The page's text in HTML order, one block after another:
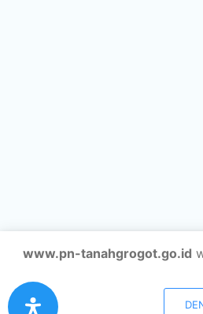
www.pn-tanahgrogot.go.id